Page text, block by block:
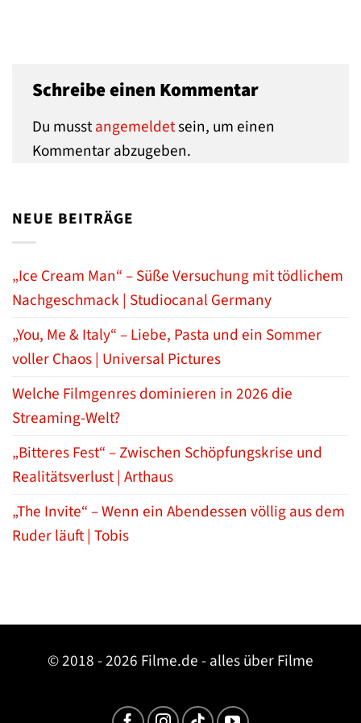
Schreibe einen Kommentar
Du musstangemeldetsein, um einen
Kommentar abzugeben.
NEUE BEITRÄGE
„Ice Cream Man“ – Süße Versuchung mit tödlichem
Nachgeschmack | Studiocanal Germany
„You, Me & Italy“ – Liebe, Pasta und ein Sommer
voller Chaos | Universal Pictures
Welche Filmgenres dominieren in 2026 die
Streaming-Welt?
„Bitteres Fest“ – Zwischen Schöpfungskrise und
Realitätsverlust | Arthaus
„The Invite“ – Wenn ein Abendessen völlig aus dem
Ruder läuft | Tobis
© 2018 - 2026 Filme.de - alles über Filme